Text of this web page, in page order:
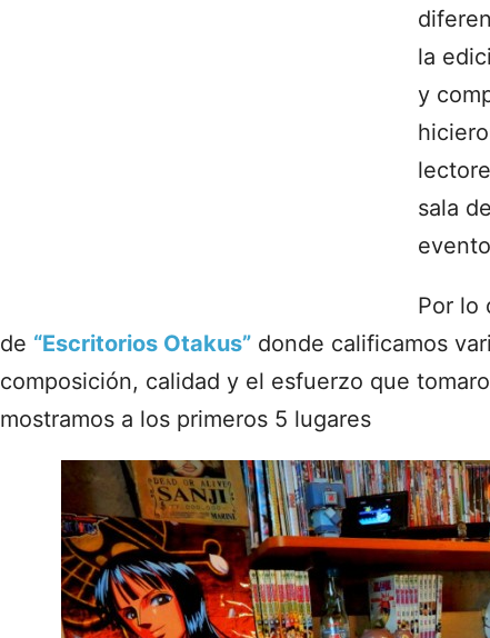
la
y
sala
Por lo
de “Escritorios Otakus” donde calificamos
composición, calidad y el esfuerzo que
mostramos a los primeros 5 lugares